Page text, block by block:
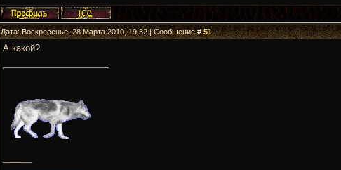
Дата: Воскресенье, 28 Марта 2010, 19:32 | Сообщение #51
А какой?